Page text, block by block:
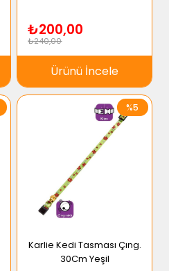
₺200,00
₺240,00
Ürünü İncele
Karlie Kedi Tasması Çıng.
30Cm Yeşil
%5